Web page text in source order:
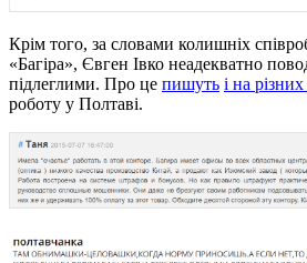
Крім того, за словами колишніх
«Багіра», Євген Івко неадекватно
підлеглими. Про це пишуть і на
роботу у Полтаві.